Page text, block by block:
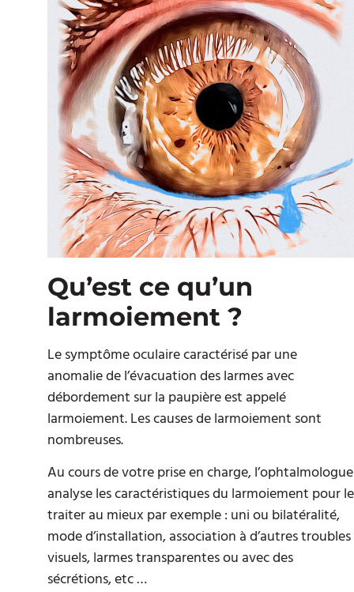
Qu’est ce qu’un
larmoiement ?
Le symptôme oculaire caractérisé par une
anomalie de l’évacuation des larmes avec
débordement sur la paupière est appelé
larmoiement. Les causes de larmoiement sont
nombreuses.
Au cours de votre prise en charge, l’ophtalmologue
analyse les caractéristiques du larmoiement pour le
traiter au mieux par exemple : uni ou bilatéralité,
mode d’installation, association à d’autres troubles
visuels, larmes transparentes ou avec des
sécrétions, etc …